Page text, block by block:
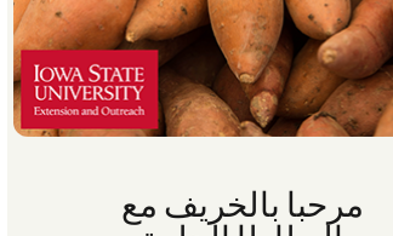
مرحبا بالخريف مع